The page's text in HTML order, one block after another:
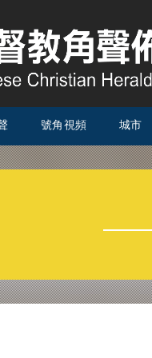
號角視頻 城市